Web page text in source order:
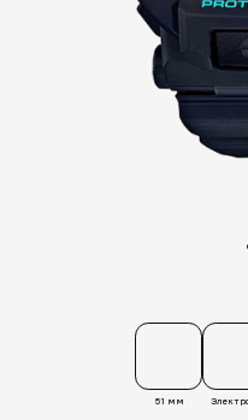
51 мм